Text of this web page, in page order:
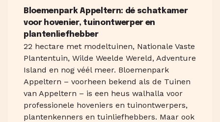
Bloemenpark Appeltern: dé schatkamer
voor hovenier, tuinontwerper en
plantenliefhebber
22 hectare met modeltuinen, Nationale Vaste
Plantentuin, Wilde Weelde Wereld, Adventure
Island en nog véél meer. Bloemenpark
Appeltern – voorheen bekend als de Tuinen
van Appeltern – is een heus walhalla voor
professionele hoveniers en tuinontwerpers,
plantenkenners en tuinliefhebbers. Maar ook